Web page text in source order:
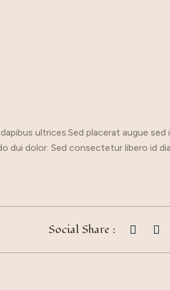
ultrices.Sed placerat augue sed
dui dolor. Sed consectetur libero id
Social Share :